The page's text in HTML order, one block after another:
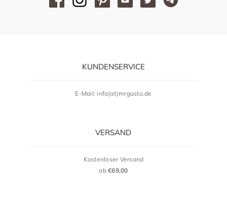
KUNDENSERVICE
E-Mail: info(at)mrgusto.de
VERSAND
Kostenloser Versand
ab€69,00